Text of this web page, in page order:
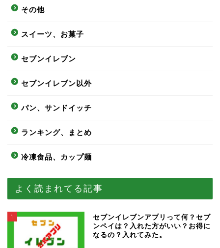
その他
スイーツ、お菓子
セブンイレブン
セブンイレブン以外
パン、サンドイッチ
ランキング、まとめ
冷凍食品、カップ麺
よく読まれてる記事
1
セブンイレブンアプリって何？セブ
ンペイは？入れた方がいい？お得に
なるの？入れてみた。